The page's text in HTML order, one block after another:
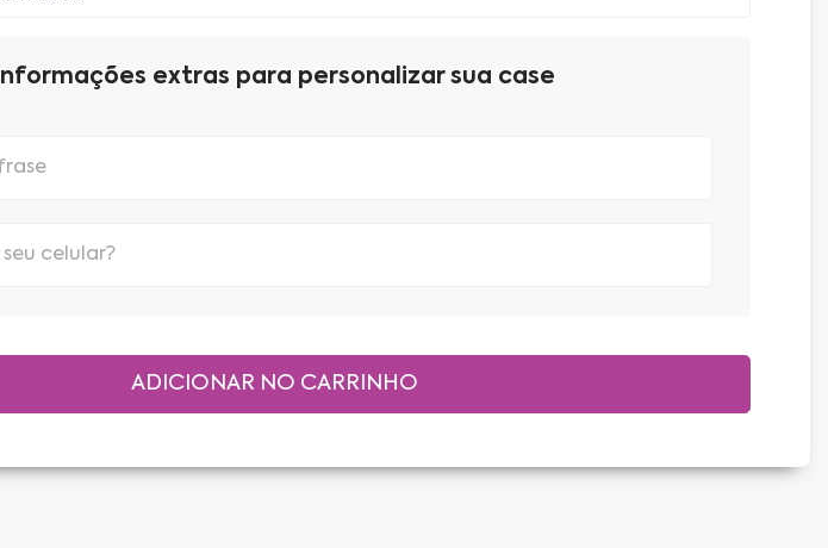
Informações extras para personalizar sua case